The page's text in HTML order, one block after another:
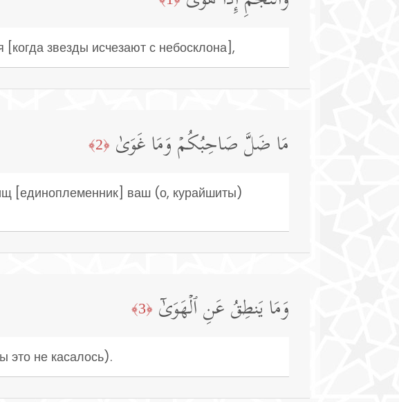
звезды исчезают с небосклона],
مَا ضَلَّ صَاحِبُكُمۡ وَمَا غَوَىٰ ﴿2﴾
[единоплеменник] ваш (о, курайшиты)
وَمَا یَنطِقُ عَنِ ٱلۡهَوَىٰۤ ﴿3﴾
это не касалось).